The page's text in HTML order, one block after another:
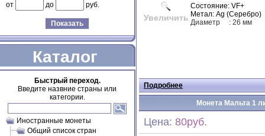
от до руб.
Показать
Каталог
Быстрый переход.
Введите назвние страны или
категории.
Иностранные монеты
Общий список стран
Увеличить
Состояние: VF+
Метал: Ag (Серебро)
Диаметр
: 26 мм
Подробнее
Монета Мальта 1
Цена: 80руб.